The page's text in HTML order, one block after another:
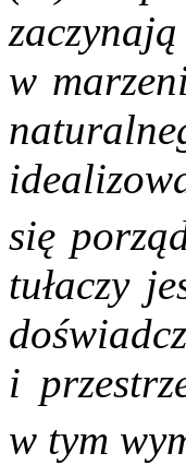
w
się
tułaczy
i
w tym